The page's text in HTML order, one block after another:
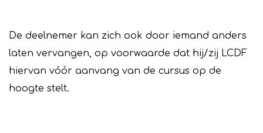
De deelnemer kan zich ook door iemand anders
laten vervangen, op voorwaarde dat hij/zij LCDF
hiervan vóór aanvang van de cursus op de
hoogte stelt.